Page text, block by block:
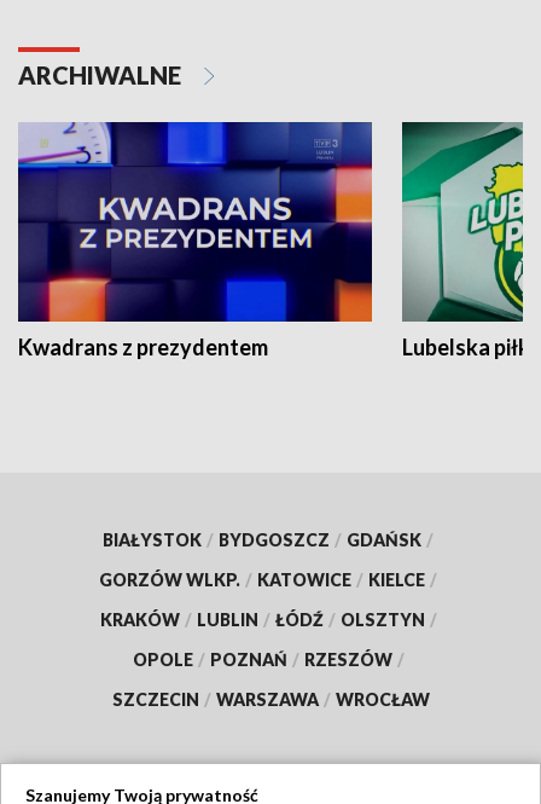
ARCHIWALNE
Kwadrans z prezydentem Lubelska piłka
BIAŁYSTOK / BYDGOSZCZ / GDAŃSK /
GORZÓW WLKP. / KATOWICE / KIELCE /
KRAKÓW / LUBLIN / ŁÓDŹ / OLSZTYN /
OPOLE / POZNAŃ / RZESZÓW /
SZCZECIN / WARSZAWA / WROCŁAW
Szanujemy Twoją prywatność